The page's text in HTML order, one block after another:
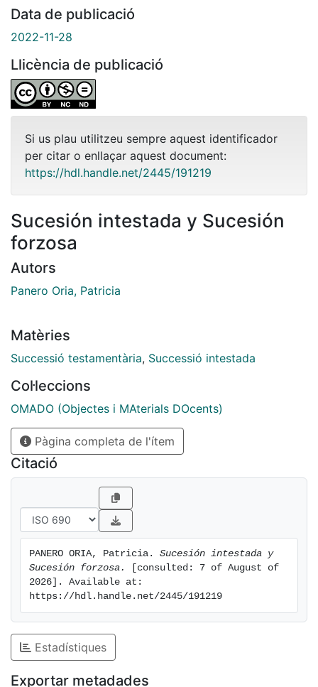
Data de publicació
2022-11-28
Llicència de publicació
Si us plau utilitzeu sempre aquest identificador
per citar o enllaçar aquest document:
https://hdl.handle.net/2445/191219
Sucesión intestada y Sucesión
forzosa
Autors
Panero Oria, Patricia
Matèries
Successió testamentària, Successió intestada
Col·leccions
OMADO (Objectes i MAterials DOcents)
Pàgina completa de l'ítem
Citació
PANERO ORIA, Patricia. Sucesión intestada y
Sucesión forzosa.
[consulted: 7 of August of
2026]. Available at:
https://hdl.handle.net/2445/191219
Estadístiques
Exportar metadades